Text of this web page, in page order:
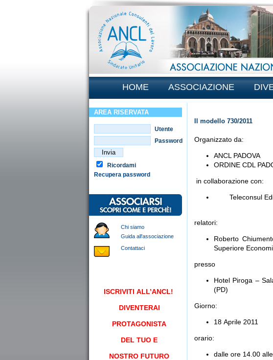
HOME ASSOCIAZIONE
AREA RISERVATA
Utente
Password
Ricordami
Recupera password
Chi siamo
Guida all'associazione
Contattaci
ISCRIVITI ALL’ANCL!
DIVENTERAI
PROTAGONISTA
DEL TUO E
NOSTRO FUTURO
Il modello 730/2011
Organizzato da:
ANCL PADOVA
ORDINE CDL
in collaborazione con:
Teleconsul
relatori:
Roberto
Superiore
presso
Hotel Piroga –
(PD)
Giorno:
18 Aprile 2011
orario:
dalle ore 14.00